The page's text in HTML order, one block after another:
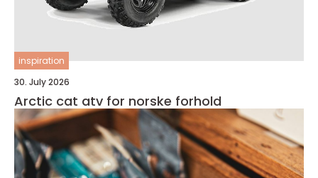
inspiration
30. July 2026
Arctic cat atv for norske forhold